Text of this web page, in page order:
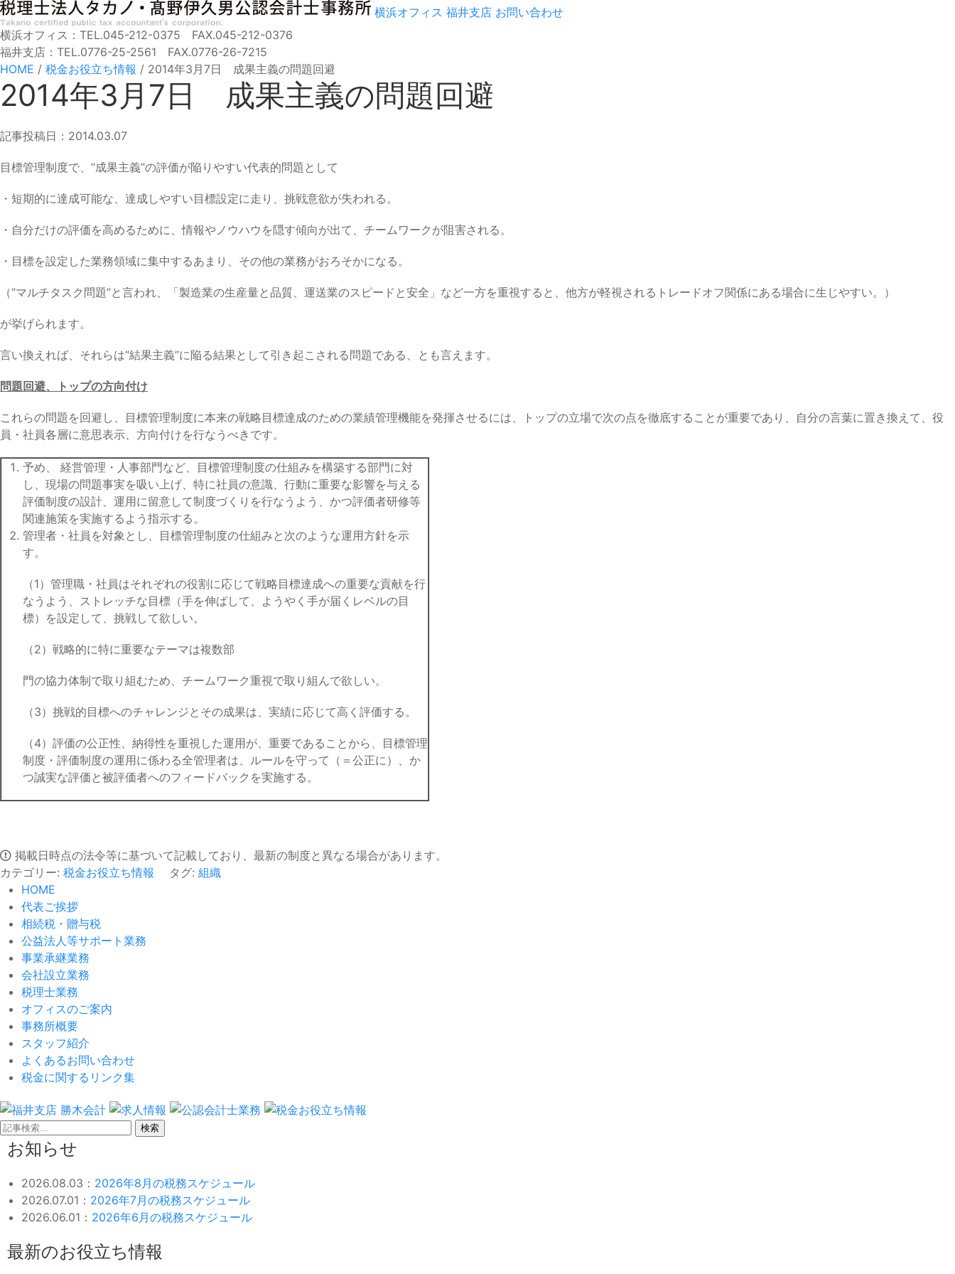
横浜オフィス 福井支店 お問い合わせ
横浜オフィス：TEL.045-212-0375 FAX.045-212-0376
福井支店：TEL.0776-25-2561 FAX.0776-26-7215
HOME / 税金お役立ち情報 / 2014年3月7日 成果主義の問題回避
2014年3月7日 成果主義の問題回避
記事投稿日：2014.03.07
目標管理制度で、“成果主義”の評価が陥りやすい代表的問題として
・短期的に達成可能な、達成しやすい目標設定に走り、挑戦意欲が失われる。
・自分だけの評価を高めるために、情報やノウハウを隠す傾向が出て、チームワークが阻害される。
・目標を設定した業務領域に集中するあまり、その他の業務がおろそかになる。
（“マルチタスク問題”と言われ、「製造業の生産量と品質、運送業のスピードと安全」など一方を重視すると、他方が軽視されるトレードオフ関係にある場合に生じやすい。）
が挙げられます。
言い換えれば、それらは“結果主義”に陥る結果として引き起こされる問題である、とも言えます。
問題回避、トップの方向付け
これらの問題を回避し、目標管理制度に本来の戦略目標達成のための業績管理機能を発揮させるには、トップの立場で次の点を徹底することが重要であり、自分の言葉に置き換えて、役
員・社員各層に意思表示、方向付けを行なうべきです。
予め、 経営管理・人事部門など、目標管理制度の仕組みを構築する部門に対
し、現場の問題事実を吸い上げ、特に社員の意識、行動に重要な影響を与える
評価制度の設計、運用に留意して制度づくりを行なうよう、かつ評価者研修等
関連施策を実施するよう指示する。
管理者・社員を対象とし、目標管理制度の仕組みと次のような運用方針を示
す。
（1）管理職・社員はそれぞれの役割に応じて戦略目標達成への重要な貢献を行
なうよう、ストレッチな目標（手を伸ばして、ようやく手が届くレベルの目
標）を設定して、挑戦して欲しい。
（2）戦略的に特に重要なテーマは複数部
門の協力体制で取り組むため、チームワーク重視で取り組んで欲しい。
（3）挑戦的目標へのチャレンジとその成果は、実績に応じて高く評価する。
（4）評価の公正性、納得性を重視した運用が、重要であることから、目標管理
制度・評価制度の運用に係わる全管理者は、ルールを守って（＝公正に）、か
つ誠実な評価と被評価者へのフィードバックを実施する。
掲載日時点の法令等に基づいて記載しており、最新の制度と異なる場合があります。
カテゴリー: 税金お役立ち情報 タグ: 組織
HOME
代表ご挨拶
相続税・贈与税
公益法人等サポート業務
事業承継業務
会社設立業務
税理士業務
オフィスのご案内
事務所概要
スタッフ紹介
よくあるお問い合わせ
税金に関するリンク集
検索
お知らせ
2026.08.03： 2026年8月の税務スケジュール
2026.07.01： 2026年7月の税務スケジュール
2026.06.01： 2026年6月の税務スケジュール
最新のお役立ち情報